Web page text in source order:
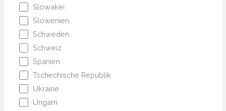
Slowakei
Slowenien
Schweden
Schweiz
Spanien
Tschechische Republik
Ukraine
Ungarn